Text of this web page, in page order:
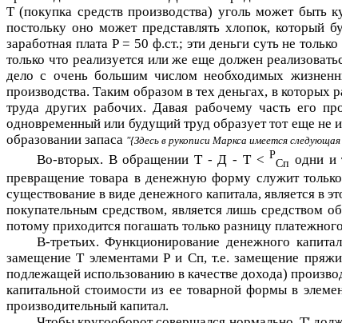
Т(покупка средств производства) уголь может быть
постольку оно может представлять хлопок,
заработная плата Р= 50 ф.ст.; эти деньги суть не
только что реализуется или же еще должен
дело с очень большим числом необходимых
производства. Таким образом в тех деньгах, в которых
труда других рабочих. Давая рабочему часть его
одновременный или будущий труд образует тот еще не
образовании запаса {Здесь в рукописи Маркса имеется
Во-вторых. В обращении Т - Д - Т <Р
Сп одни и
превращение товара в денежную форму служит
существование в виде денежного капитала, является
покупательным средством, является лишь средством
потому приходится погашать только разницу
В-третьих. Функционирование денежного
замещениеТэлементамиР и Сп, т.е. замещение
подлежащей использованию в качестве дохода)
капитальной стоимости из ее товарной формы в
производительный капитал.